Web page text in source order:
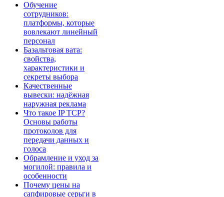
Обучение
сотрудников:
платформы, которые
вовлекают линейный
персонал
Базальтовая вата:
свойства,
характеристики и
секреты выбора
Качественные
вывески: надёжная
наружная реклама
Что такое IP TCP?
Основы работы
протоколов для
передачи данных и
голоса
Обрамление и уход за
могилой: правила и
особенности
Почему цены на
сапфировые серьги в